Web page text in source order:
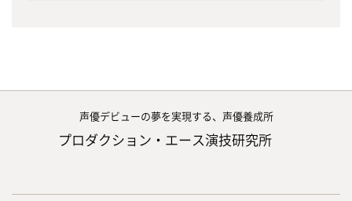
声優デビューの夢を実現する、声優養成所
プロダクション・エース演技研究所